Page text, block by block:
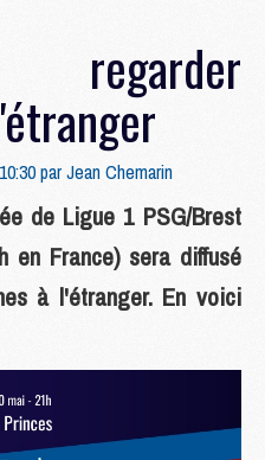
regarder
parJean Chemarin
de Ligue 1 PSG/Brest
en France) sera diffusé
à l'étranger. En voici